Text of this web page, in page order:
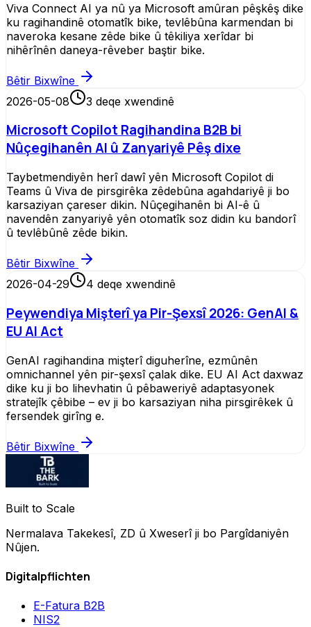
Viva Connect AI ya nû ya Microsoft amûran pêşkêş dike
ku ragihandinê otomatîk bike, tevlêbûna karmendan bi
naveroka kesane zêde bike û têkiliya xerîdar bi
nihêrînên daneya-rêveber baştir bike.
Bêtir Bixwîne
2026-05-08
3 deqe xwendinê
Microsoft Copilot Ragihandina B2B bi
Nûçegihanên AI û Zanyariyê Pêş dixe
Taybetmendiyên herî dawî yên Microsoft Copilot di
Teams û Viva de pirsgirêka zêdebûna agahdariyê ji bo
karsaziyan çareser dikin. Nûçegihanên bi AI-ê û
navendên zanyariyê yên otomatîk soz didin ku bandorî
û tevlêbûnê zêde bikin.
Bêtir Bixwîne
2026-04-29
4 deqe xwendinê
Peywendiya Mişterî ya Pir-Şexsî 2026: GenAI &
EU AI Act
GenAI ragihandina mişterî diguherîne, ezmûnên
omnichannel yên pir-şexsî çalak dike. EU AI Act daxwaz
dike ku ji bo lihevhatin û pêbaweriyê adaptasyonek
stratejîk çêbibe – ev ji bo karsaziyan niha pirsgirêkek û
fersendek girîng e.
Bêtir Bixwîne
Built to Scale
Nermalava Takekesî, ZD û Xweserî ji bo Pargîdaniyên
Nûjen.
Digitalpflichten
E-Fatura B2B
NIS2